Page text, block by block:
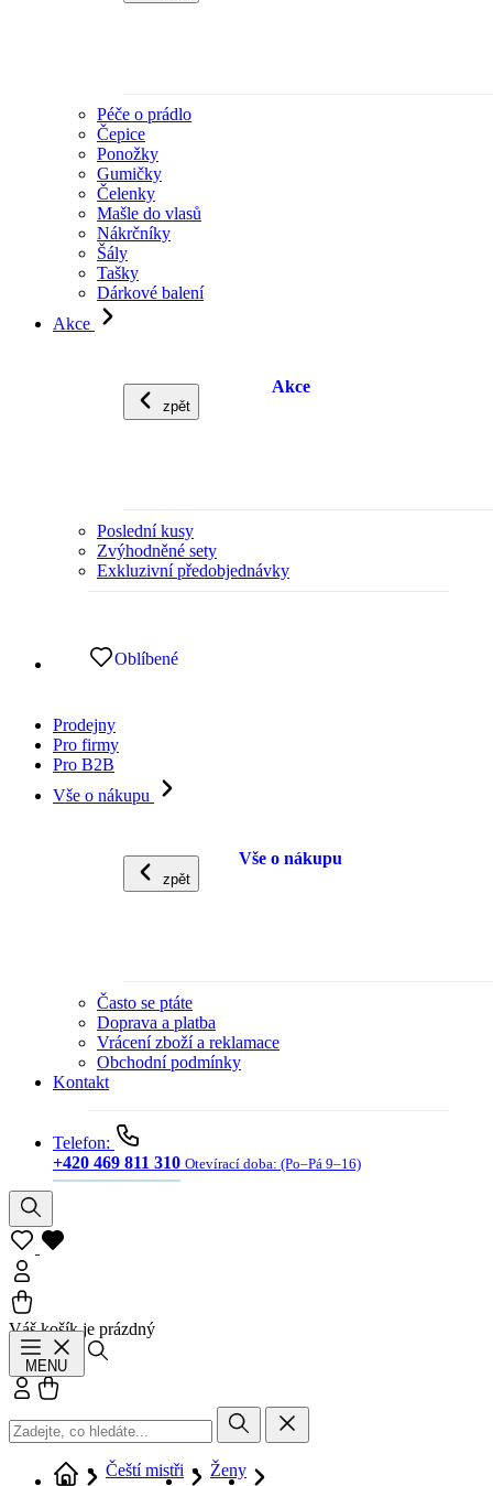
Péče o prádlo
Čepice
Ponožky
Gumičky
Čelenky
Mašle do vlasů
Nákrčníky
Šály
Tašky
Dárkové balení
Akce
zpět
Akce
Poslední kusy
Zvýhodněné sety
Exkluzivní předobjednávky
Oblíbené
Prodejny
Pro firmy
Pro B2B
Vše o nákupu
zpět
Vše o nákupu
Často se ptáte
Doprava a platba
Vrácení zboží a reklamace
Obchodní podmínky
Kontakt
Telefon:
+420 469 811 310 Otevírací doba: (Po–Pá 9–16)
Váš košík je prázdný
MENU
Přihlásit se
Čeští mistři
Ženy